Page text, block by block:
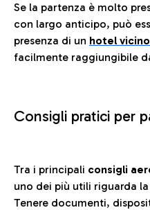
Se la partenza è molto
con largo anticipo, può
presenza di un hotel
facilmente raggiungibile
Consigli pratici per
Tra i principali consigli
uno dei più utili riguarda
Tenere documenti,